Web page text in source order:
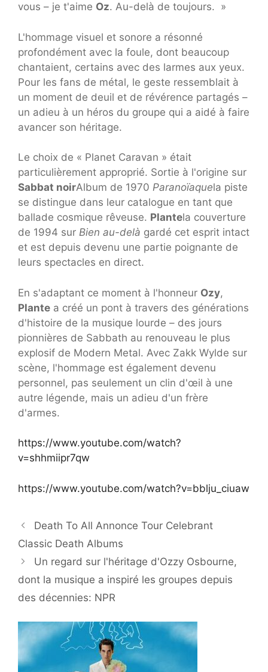
vous – je t'aime Oz. Au-delà de toujours. »
L'hommage visuel et sonore a résonné
profondément avec la foule, dont beaucoup
chantaient, certains avec des larmes aux yeux.
Pour les fans de métal, le geste ressemblait à
un moment de deuil et de révérence partagés –
un adieu à un héros du groupe qui a aidé à faire
avancer son héritage.
Le choix de « Planet Caravan » était
particulièrement approprié. Sortie à l'origine sur
Sabbat noirAlbum de 1970 Paranoïaquela piste
se distingue dans leur catalogue en tant que
ballade cosmique rêveuse. Plantela couverture
de 1994 sur Bien au-delà gardé cet esprit intact
et est depuis devenu une partie poignante de
leurs spectacles en direct.
En s'adaptant ce moment à l'honneur Ozy,
Plante a créé un pont à travers des générations
d'histoire de la musique lourde – des jours
pionnières de Sabbath au renouveau le plus
explosif de Modern Metal. Avec Zakk Wylde sur
scène, l'hommage est également devenu
personnel, pas seulement un clin d'œil à une
autre légende, mais un adieu d'un frère
d'armes.
https://www.youtube.com/watch?
v=shhmiipr7qw
https://www.youtube.com/watch?v=bblju_ciuaw
Death To All Annonce Tour Celebrant
Classic Death Albums
Un regard sur l'héritage d'Ozzy Osbourne,
dont la musique a inspiré les groupes depuis
des décennies: NPR